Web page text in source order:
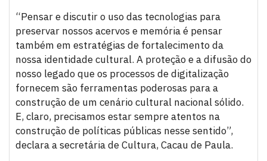
“Pensar e discutir o uso das tecnologias para
preservar nossos acervos e memória é pensar
também em estratégias de fortalecimento da
nossa identidade cultural. A proteção e a difusão do
nosso legado que os processos de digitalização
fornecem são ferramentas poderosas para a
construção de um cenário cultural nacional sólido.
E, claro, precisamos estar sempre atentos na
construção de políticas públicas nesse sentido”,
declara a secretária de Cultura, Cacau de Paula.